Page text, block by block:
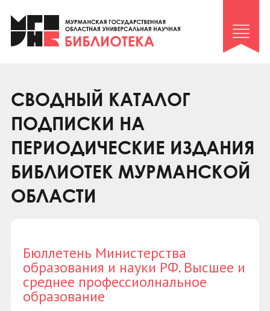
Клуб «Гиря и сельдерей»
Клуб «Семейный архив»
Коллегам
Контакты
СВОДНЫЙ КАТАЛОГ
ПОДПИСКИ НА
ПЕРИОДИЧЕСКИЕ ИЗДАНИЯ
БИБЛИОТЕК МУРМАНСКОЙ
ОБЛАСТИ
Бюллетень Министерства
образования и науки РФ. Высшее и
среднее профессиолнальное
образование